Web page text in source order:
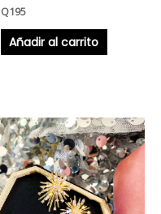
Q195
Añadir al carrito